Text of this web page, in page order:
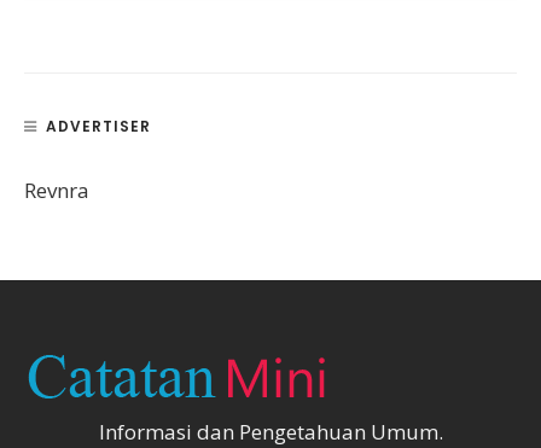
ADVERTISER
Revnra
Informasi dan Pengetahuan Umum.